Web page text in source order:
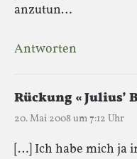
anzutun…
Antworten
Rückung « Julius’
20. Mai 2008 um 7:12 Uhr
[…] Ich habe mich ja